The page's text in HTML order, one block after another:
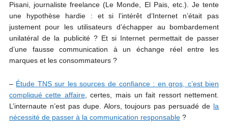
Pisani, journaliste freelance (Le Monde, El Pais, etc.). Je tente
une hypothèse hardie : et si l’intérêt d’Internet n’était pas
justement pour les utilisateurs d’échapper au bombardement
unilatéral de la publicité ? Et si Internet permettait de passer
d’une fausse communication à un échange réel entre les
marques et les consommateurs ?
– Étude TNS sur les sources de confiance : en gros, c’est bien
compliqué cette affaire, certes, mais un fait ressort nettement.
L’internaute n’est pas dupe. Alors, toujours pas persuadé de la
nécessité de passer à la communication responsable?